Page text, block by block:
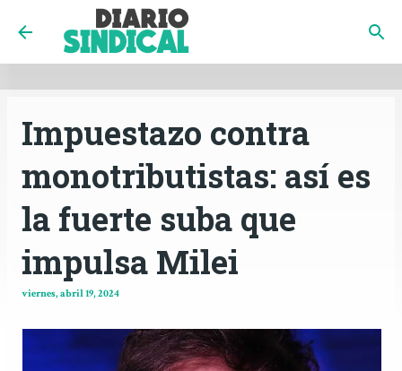
INICIO CÓRDOBA
Ir al contenido principal
Impuestazo contra
monotributistas: así es
la fuerte suba que
impulsa Milei
viernes, abril 19, 2024